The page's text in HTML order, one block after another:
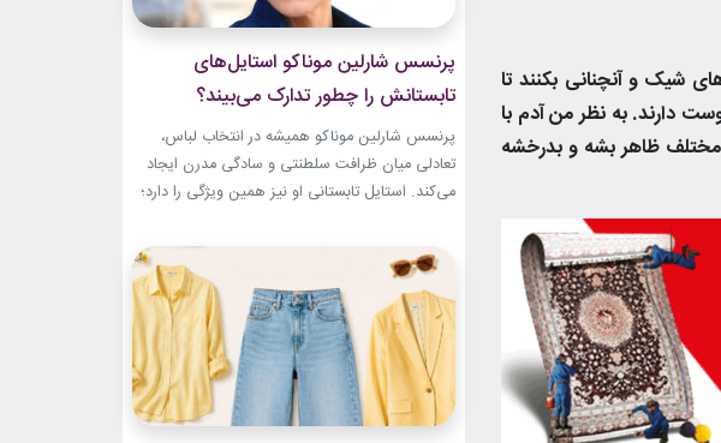
شیک و آنچنانی بکنند تا
دارند. به نظر من آدم با
ظاهر بشه و بدرخشه
پرنسس شارلین موناکو استایل‌های
تابستانش را چطور تدارک می‌بیند؟
پرنسس شارلین موناکو همیشه در انتخاب لباس،
تعادلی میان ظرافت سلطنتی و سادگی مدرن ایجاد
می‌کند. استایل تابستانی او نیز همین ویژگی را دارد؛
طراحی‌هایی که برای روزهای گرم، هم راحت هستند
و هم باشکوه. از مراسم‌های رسمی کاخ گرفته تا
حضورهای صمیمی‌تر، شارلین نشان داده که
پیراهن‌های...